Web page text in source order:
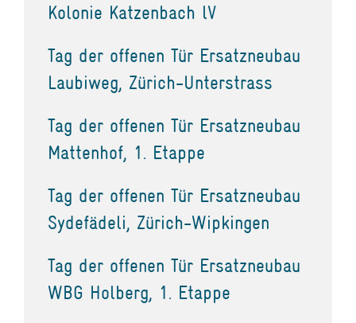
Kolonie Katzenbach lV
Tag der offenen Tür Ersatzneubau
Laubiweg, Zürich-Unterstrass
Tag der offenen Tür Ersatzneubau
Mattenhof, 1. Etappe
Tag der offenen Tür Ersatzneubau
Sydefädeli, Zürich-Wipkingen
Tag der offenen Tür Ersatzneubau
WBG Holberg, 1. Etappe